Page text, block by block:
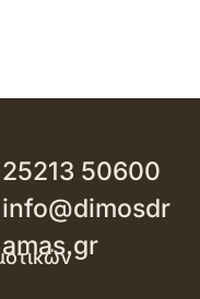
25213 50600
info@dimosdr
amas.gr